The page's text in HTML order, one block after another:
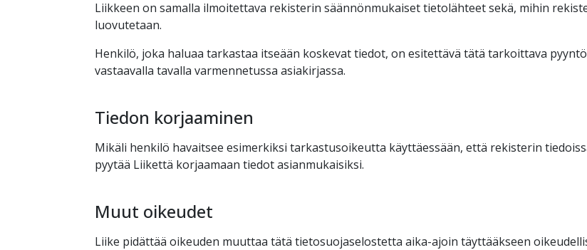
Liikkeen on samalla ilmoitettava rekisterin säännönmukaiset tietolähteet sekä, mihin
luovutetaan.
Henkilö, joka haluaa tarkastaa itseään koskevat tiedot, on esitettävä tätä tarkoittava
vastaavalla tavalla varmennetussa asiakirjassa.
Tiedon korjaaminen
Mikäli henkilö havaitsee esimerkiksi tarkastusoikeutta käyttäessään, että rekisterin
pyytää Liikettä korjaamaan tiedot asianmukaisiksi.
Muut oikeudet
Liike pidättää oikeuden muuttaa tätä tietosuojaselostetta aika-ajoin täyttääkseen